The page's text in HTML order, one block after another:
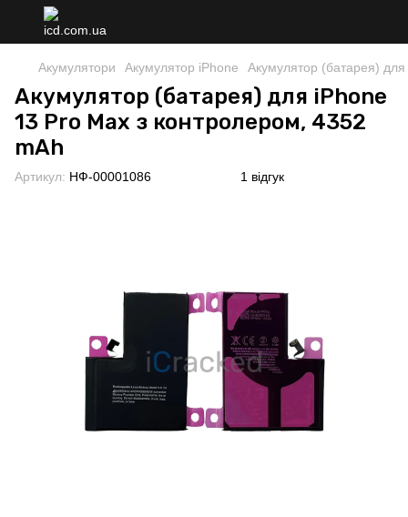
Акумулятори Акумулятор iPhone Акумулятор (батарея)
Акумулятор (батарея) для iPhone
13 Pro Max з контролером, 4352
mAh
Артикул: НФ-00001086 1 відгук